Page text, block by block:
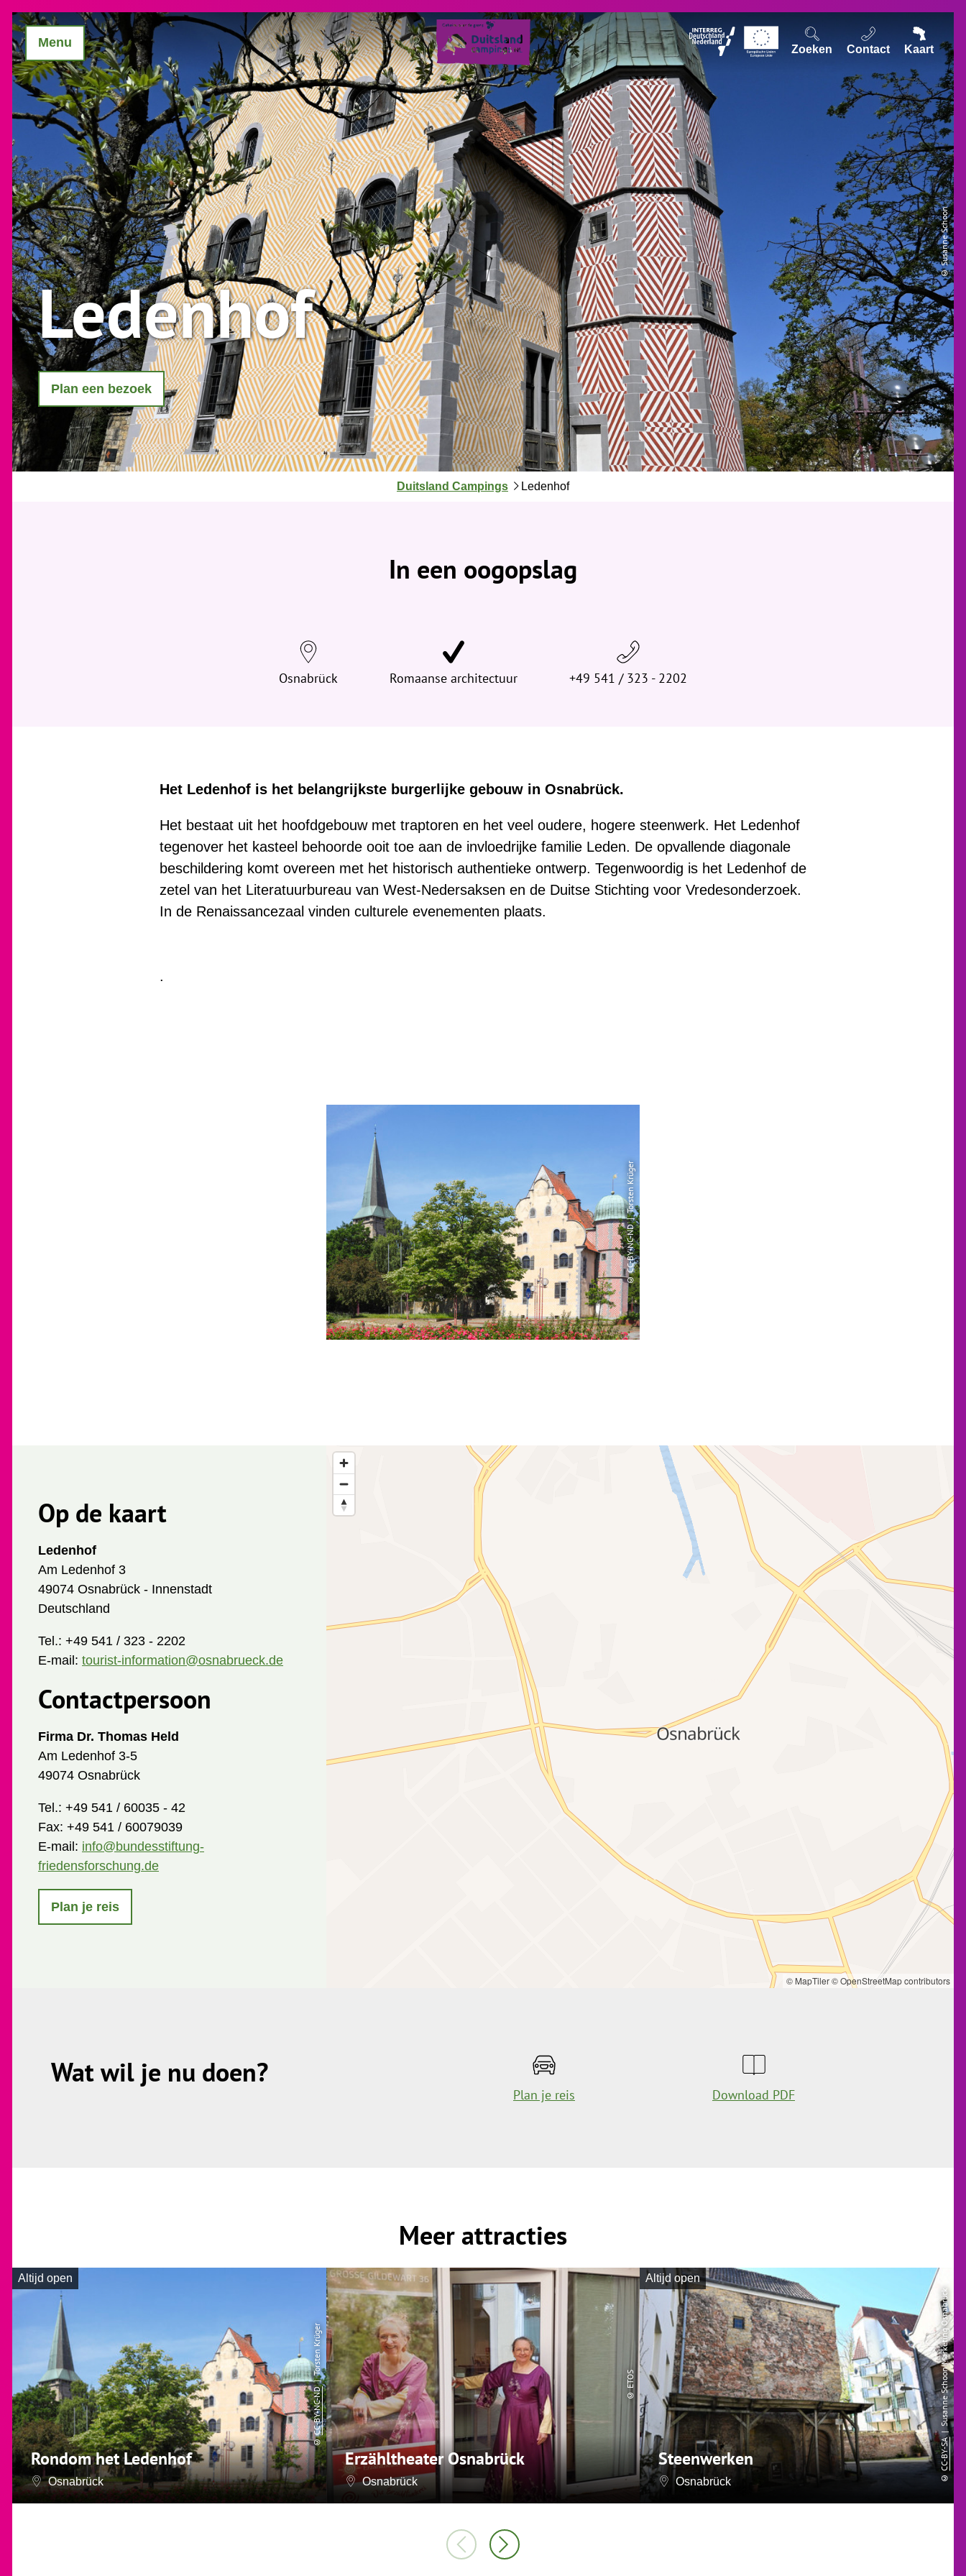
Zoeken Contact Kaart
Menu
© Susanne Schoon
Ledenhof
Plan een bezoek
J
h
Duitsland Campings Ledenhof
In een oogopslag
Osnabrück Romaanse architectuur +49 541 / 323 - 2202
Het Ledenhof is het belangrijkste burgerlijke gebouw in Osnabrück.
Het bestaat uit het hoofdgebouw met traptoren en het veel oudere, hogere steenwerk. Het Ledenhof
tegenover het kasteel behoorde ooit toe aan de invloedrijke familie Leden. De opvallende diagonale
beschildering komt overeen met het historisch authentieke ontwerp. Tegenwoordig is het Ledenhof de
zetel van het Literatuurbureau van West-Nedersaksen en de Duitse Stichting voor Vredesonderzoek.
In de Renaissancezaal vinden culturele evenementen plaats.
.
© CC-BY-NC-ND | Torsten Krüger
Op de kaart
Ledenhof
Am Ledenhof 3
49074 Osnabrück - Innenstadt
Deutschland
Tel.: +49 541 / 323 - 2202
E-mail: tourist-information@osnabrueck.de
Contactpersoon
Firma Dr. Thomas Held
Am Ledenhof 3-5
49074 Osnabrück
Tel.: +49 541 / 60035 - 42
Fax: +49 541 / 60079039
E-mail: info@bundesstiftung-
friedensforschung.de
Plan je reis
© MapTiler© OpenStreetMap contributors
Wat wil je nu doen?
Plan je reis Download PDF
Meer attracties
Altijd open
Rondom het Ledenhof
Osnabrück
©
CC-BY-NC-ND
| Torsten Krüger
Erzähltheater Osnabrück
Osnabrück
© ETOS
Altijd open
Steenwerken
Osnabrück ©
CC-BY-SA
| Susanne Schoon Marketing Osnabrück